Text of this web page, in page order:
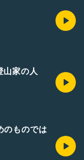
家の人
ものでは